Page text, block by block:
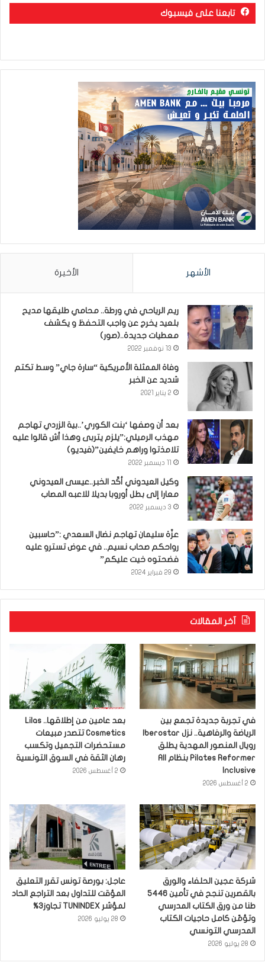
تابعنا على فيسبوك
الأشهر الأخيرة
ريم الرياحي في ورطة.. محامي طليقها مديح
بلعيد يخرج عن واجب التحفظ و يكشف
معطيات جديدة..(صور)
13 نوفمبر 2022
وفاة الممثلة الأمريكية “سارة جاي” وسط تكتم
شديد عن الخبر
2 يناير 2021
بعد أن وصفها ‘بنت الكوري’..بية الزردي تهاجم
مهذب الرميلي:”يلزم يتربى وهذا أش قالوا عليه
تلامذتوا وراهم خايفين”(فيديو)
وكيل العيدوني أكّد الخبر..عيسى العيدوني
معارا إلى بطل أوروبا بديلا للاعبه المصاب
3 ديسمبر 2022
عزّة سليمان تهاجم نضال السعدي :”حاسبين
رواحكم صحاب نسيم.. في عوض تسترو عليه
فضحتوه خيت عليكم”
29 فبراير 2024
آخر المقالات
في تجربة جديدة تجمع بين
رويال المنصور المهدية يطلق
Pilates Reformer بنظام All
Inclusive
2 أغسطس 2026
بعد عامين من إطلاقها.. Lilas
Cosmetics تتصدر مبيعات
مستحضرات التجميل وتكسب
رهان الثقة في السوق التونسية
2 أغسطس 2026
شركة عجين الحلفاء والورق
بالقصرين تنجح في تأمين 5446
طنا من ورق الكتاب المدرسي
وتؤمّن كامل حاجيات الكتاب
المدرسي التونسي
28 يوليو 2026
عاجل: بورصة تونس تقرر التعليق
المؤقت للتداول بعد التراجع الحاد
لمؤشر TUNINDEX تجاوز3%
28 يوليو 2026